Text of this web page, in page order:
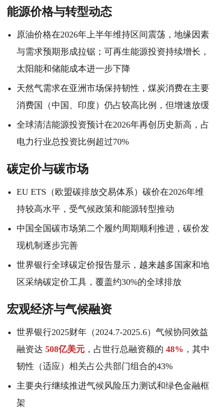
能源价格与转型动态
原油价格在2026年上半年维持区间震荡，地缘因素
与需求预期形成拉锯；可再生能源投资持续增长，
太阳能和储能成本进一步下降
天然气需求在亚洲市场保持韧性，煤炭消费在主要
消费国（中国、印度）仍占较高比例，但增速放缓
全球清洁能源投资预计在2026年再创历史新高，占
电力行业总投资比例超过70%
碳定价与碳市场
EU ETS（欧盟碳排放交易体系）碳价在2026年维
持较高水平，受气候政策和能源转型推动
中国全国碳市场第二个履约周期顺利推进，碳价发
现机制逐步完善
世界银行全球碳定价报告显示，越来越多国家和地
区采纳碳定价工具，覆盖约30%的全球排放
宏观经济与气候融资
世界银行2025财年（2024.7-2025.6）气候协同效益
融资达 508亿美元 ，占世行总融资额的 48% ，其中
韧性（适应）相关占公共部门组合的43%
主要央行继续推进气候风险压力测试和绿色金融框
架